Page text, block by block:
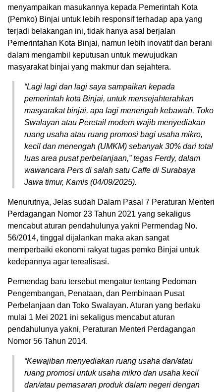
menyampaikan masukannya kepada Pemerintah Kota
(Pemko) Binjai untuk lebih responsif terhadap apa yang
terjadi belakangan ini, tidak hanya asal berjalan
Pemerintahan Kota Binjai, namun lebih inovatif dan berani
dalam mengambil keputusan untuk mewujudkan
masyarakat binjai yang makmur dan sejahtera.
“Lagi lagi dan lagi saya sampaikan kepada
pemerintah kota Binjai, untuk mensejahterahkan
masyarakat binjai, apa lagi menengah kebawah. Toko
Swalayan atau Peretail modern wajib menyediakan
ruang usaha atau ruang promosi bagi usaha mikro,
kecil dan menengah (UMKM) sebanyak 30% dari total
luas area pusat perbelanjaan,” tegas Ferdy, dalam
wawancara Pers di salah satu Caffe di Surabaya
Jawa timur, Kamis (04/09/2025).
Menurutnya, Jelas sudah Dalam Pasal 7 Peraturan Menteri
Perdagangan Nomor 23 Tahun 2021 yang sekaligus
mencabut aturan pendahulunya yakni Permendag No.
56/2014, tinggal dijalankan maka akan sangat
memperbaiki ekonomi rakyat tugas pemko Binjai untuk
kedepannya agar terealisasi.
Permendag baru tersebut mengatur tentang Pedoman
Pengembangan, Penataan, dan Pembinaan Pusat
Perbelanjaan dan Toko Swalayan. Aturan yang berlaku
mulai 1 Mei 2021 ini sekaligus mencabut aturan
pendahulunya yakni, Peraturan Menteri Perdagangan
Nomor 56 Tahun 2014.
“Kewajiban menyediakan ruang usaha dan/atau
ruang promosi untuk usaha mikro dan usaha kecil
dan/atau pemasaran produk dalam negeri dengan